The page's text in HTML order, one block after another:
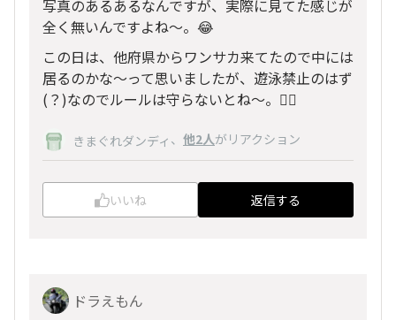
写真のあるあるなんですが、実際に見てた感じが
全く無いんですよね〜。😂
この日は、他府県からワンサカ来てたので中には
居るのかな〜って思いましたが、遊泳禁止のはず
(？)なのでルールは守らないとね〜。😵‍💫
きまぐれダンディ 、 他2人がリアクション
いいね 返信する
ドラえもん